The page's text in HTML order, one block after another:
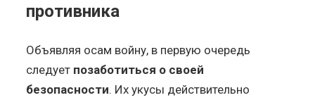
противника
Объявляя осам войну, в первую очередь
следует позаботиться о своей
безопасности. Их укусы действительно